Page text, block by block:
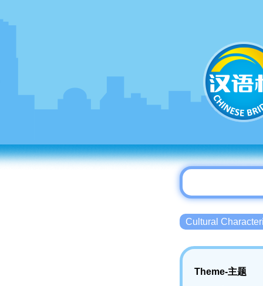
Cultural
Theme-主题